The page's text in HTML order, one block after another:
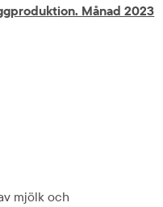
i nytt fönster eller ny flik.
Månad 2023
mjölk och